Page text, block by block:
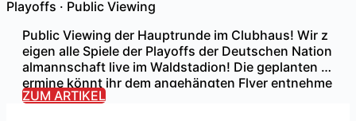
Playoffs · Public Viewing
Public Viewing der Hauptrunde im Clubhaus! Wir z
eigen alle Spiele der Playoffs der Deutschen Nation
almannschaft live im Waldstadion! Die geplanten T
ermine könnt ihr dem angehängten Flyer entnehme
n. Warm-Up: Immer 2 Stunden vor Spielbeginn. Für
ZUM ARTIKEL